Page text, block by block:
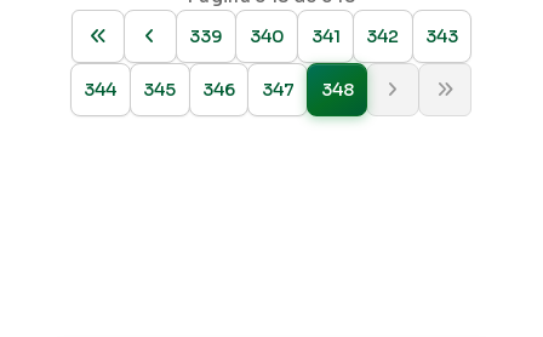
339
340 341 342 343
344 345 346 347 348